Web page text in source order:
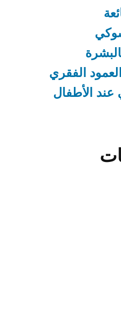
الفقري
الأطفال